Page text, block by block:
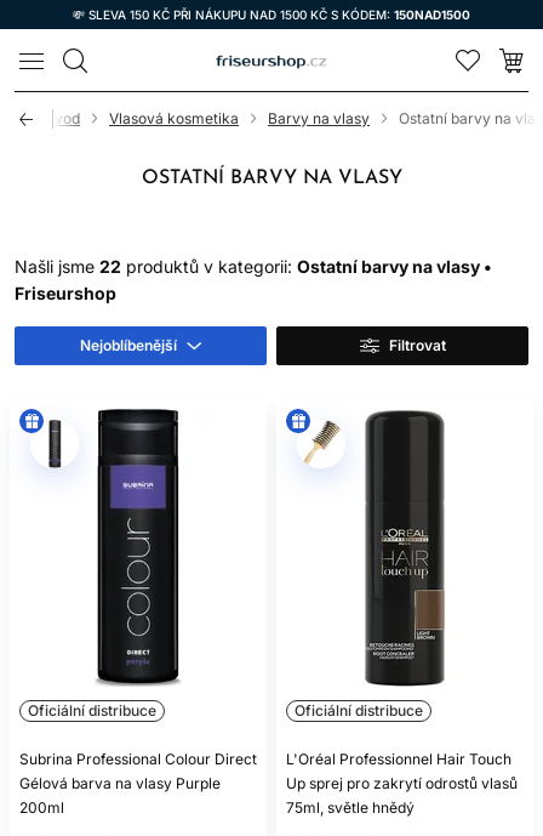
💸 SLEVA 150 KČ PŘI NÁKUPU NAD 1500 KČ S KÓDEM: 150NAD1500
LOMAX
Úvod Vlasová kosmetika Barvy na vlasy Ostatní barvy na
OSTATNÍ BARVY NA VLASY
Našli jsme 22 produktů v kategorii: Ostatní barvy na vlasy •
Friseurshop
Nejoblíbenější Filtrovat
Oficiální distribuce
Subrina Professional Colour Direct
Gélová barva na vlasy Purple
200ml
Oficiální distribuce
L'Oréal Professionnel Hair Touch
Up sprej pro zakrytí odrostů vlasů
75ml, světle hnědý